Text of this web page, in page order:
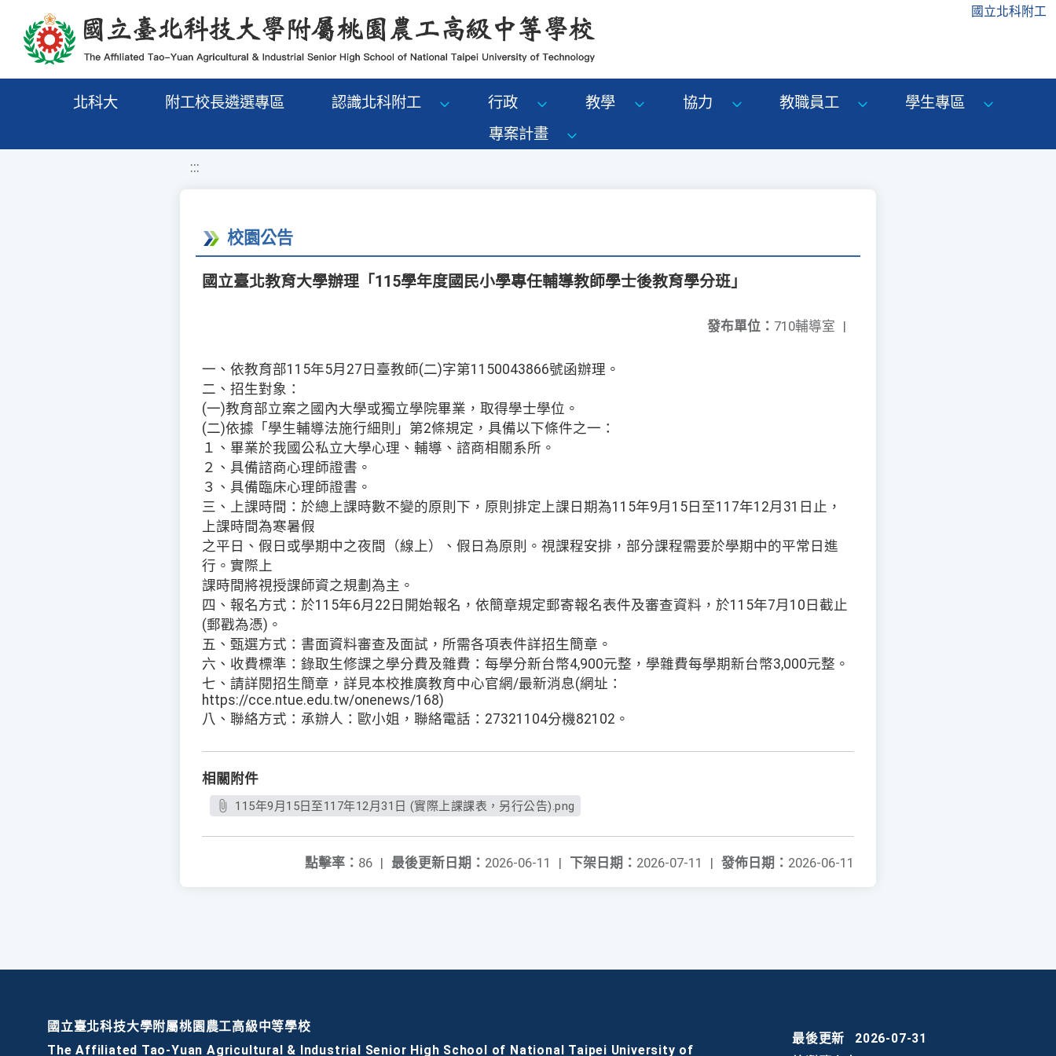
移至網頁之主要內容區位置 國立北科附工
北科大 附工校長遴選專區 認識北科附工 行政 教學 協力 教職員工
學生專區
專案計畫
:::
校園公告
國立臺北教育大學辦理「115學年度國民小學專任輔導教師學士後教育學分班」
發布單位： 710輔導室 |
一、依教育部115年5月27日臺教師(二)字第1150043866號函辦理。
二、招生對象：
(一)教育部立案之國內大學或獨立學院畢業，取得學士學位。
(二)依據「學生輔導法施行細則」第2條規定，具備以下條件之一：
１、畢業於我國公私立大學心理、輔導、諮商相關系所。
２、具備諮商心理師證書。
３、具備臨床心理師證書。
三、上課時間：於總上課時數不變的原則下，原則排定上課日期為115年9月15日至117年12月31日止，
上課時間為寒暑假
之平日、假日或學期中之夜間（線上）、假日為原則。視課程安排，部分課程需要於學期中的平常日進
行。實際上
課時間將視授課師資之規劃為主。
四、報名方式：於115年6月22日開始報名，依簡章規定郵寄報名表件及審查資料，於115年7月10日截止
(郵戳為憑)。
五、甄選方式：書面資料審查及面試，所需各項表件詳招生簡章。
六、收費標準：錄取生修課之學分費及雜費：每學分新台幣4,900元整，學雜費每學期新台幣3,000元整。
七、請詳閱招生簡章，詳見本校推廣教育中心官網/最新消息(網址：
https://cce.ntue.edu.tw/onenews/168)
八、聯絡方式：承辦人：歐小姐，聯絡電話：27321104分機82102。
相關附件
115年9月15日至117年12月31日 (實際上課課表，另行公告).png
發佈日期： 2026-06-11
下架日期： 2026-07-11 |
最後更新日期： 2026-06-11 |
點擊率： 86 |
國立臺北科技大學附屬桃園農工高級中等學校
The Affiliated Tao-Yuan Agricultural & Industrial Senior High School of National Taipei University of
最後更新
2026-07-31